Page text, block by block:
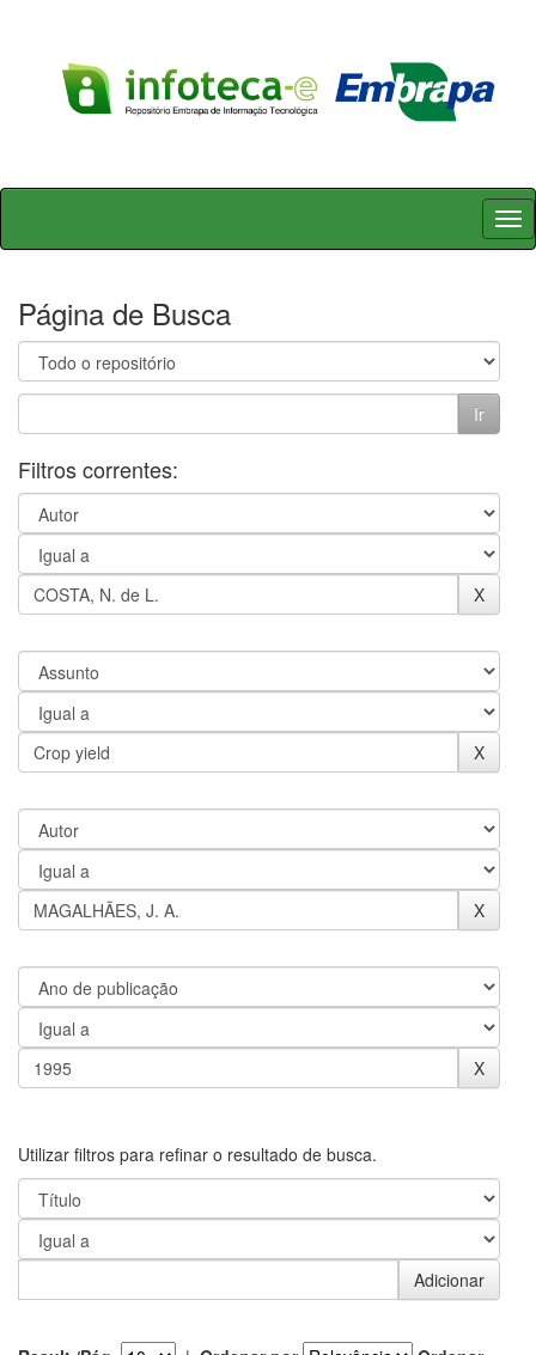
Skip
Página de Busca
Filtros correntes:
Utilizar filtros para refinar o resultado de busca.